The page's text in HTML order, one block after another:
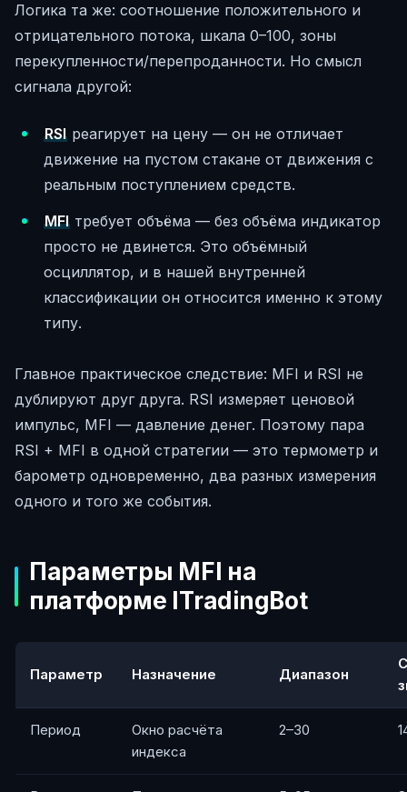
Логика та же: соотношение положительного и
отрицательного потока, шкала 0–100, зоны
перекупленности/перепроданности. Но смысл
сигнала другой:
RSIреагирует на цену — он не отличает
движение на пустом стакане от движения с
реальным поступлением средств.
MFIтребует объёма — без объёма индикатор
просто не двинется. Это объёмный
осциллятор, и в нашей внутренней
классификации он относится именно к этому
типу.
Главное практическое следствие: MFI и RSI не
дублируют друг друга. RSI измеряет ценовой
импульс, MFI — давление денег. Поэтому пара
RSI + MFI в одной стратегии — это термометр и
барометр одновременно, два разных измерения
одного и того же события.
Параметры MFI на
платформе ITradingBot
Параметр Назначение Диапазон
Период
Окно расчёта
индекса
2–30